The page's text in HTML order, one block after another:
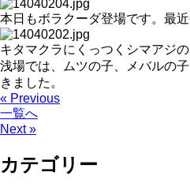
本日もボラクーダ登場です。最近
キタマクラにくっつくシマアジ
浅場では、ムツの子、メバルの
きました。
« Previous
一覧へ
Next »
カテゴリー